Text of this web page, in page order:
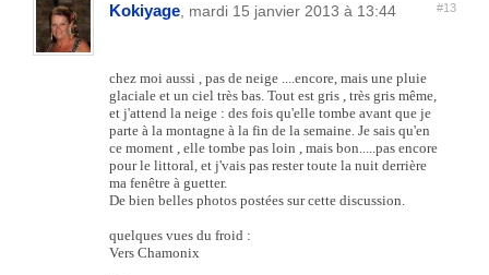
Kokiyage , mardi 15 janvier 2013 à 13:44 #13
chez moi aussi , pas de neige ....encore, mais une pluie
glaciale et un ciel très bas. Tout est gris , très gris même,
et j'attend la neige : des fois qu'elle tombe avant que je
parte à la montagne à la fin de la semaine. Je sais qu'en
ce moment , elle tombe pas loin , mais bon.....pas encore
pour le littoral, et j'vais pas rester toute la nuit derrière
ma fenêtre à guetter.
De bien belles photos postées sur cette discussion.
quelques vues du froid :
Vers Chamonix